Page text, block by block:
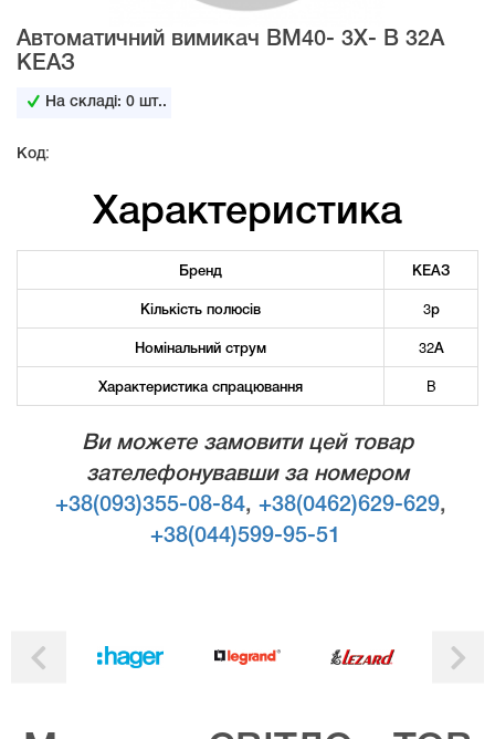
Автоматичний вимикач ВМ40- 3Х- В 32А
КЕАЗ
На складі:0 шт..
Код:
Характеристика
Бренд
КЕАЗ
Кількість полюсів
3р
Номінальний струм
32А
Характеристика спрацювання
B
Ви можете замовити цей товар
зателефонувавши за номером
+38(093)355-08-84, +38(0462)629-629,
+38(044)599-95-51